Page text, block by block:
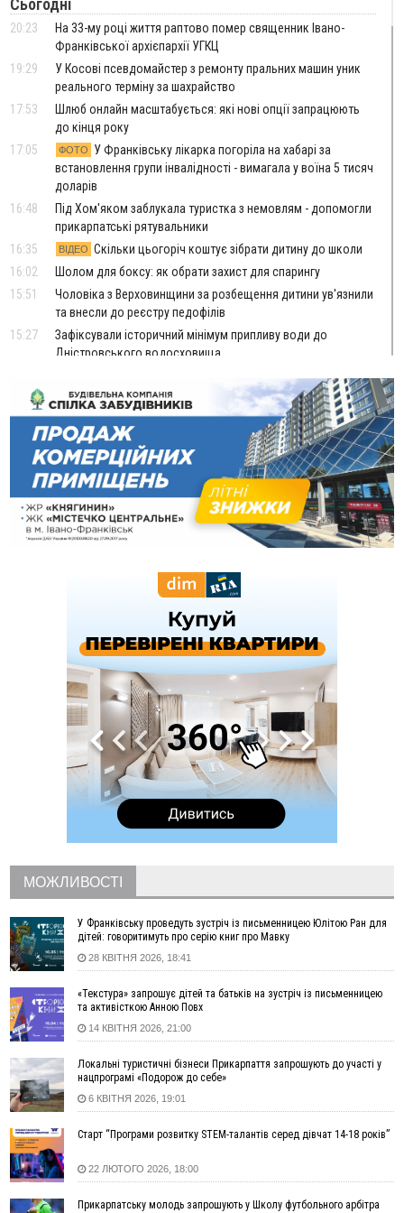
Сьогодні
20:23
На 33-му році життя раптово помер священник Івано-
Франківської архієпархії УГКЦ
19:29
У Косові псевдомайстер з ремонту пральних машин уник
реального терміну за шахрайство
17:53
Шлюб онлайн масштабується: які нові опції запрацюють
до кінця року
17:05
ФОТО
У Франківську лікарка погоріла на хабарі за
встановлення групи інвалідності - вимагала у воїна 5 тисяч
доларів
16:48
Під Хом'яком заблукала туристка з немовлям - допомогли
прикарпатські рятувальники
16:35
ВІДЕО Скільки цьогоріч коштує зібрати дитину до школи
16:02
Шолом для боксу: як обрати захист для спарингу
15:51
Чоловіка з Верховинщини за розбещення дитини ув'язнили
та внесли до реєстру педофілів
15:27
Зафіксували історичний мінімум припливу води до
Дністровського водосховища
Керівник відділу прокуратури, депутат і чиновники:
стало відомо, хто фігурує у справі про дерибан лісу біля
Буковелю
14:33
ТОП крафтових витриманих сирів українського
виробництва
13:46
У Косові судили чоловіка за підпал туалету, через який
згорів сарай і пошкодило хату
13:28
Скандал із собакою на «Новій пошті» стався у Слов'янську,
а не у Франківську. Працівників передумали звільняти
влаштував стрілянину - обійшовся штрафом
Франківця, який приїхав до родичів у росію, засудили
до 13 років за донати в Україні
Мінвідновлення оголосило конкурс на міжобласні
автобусні маршрути з та на Прикарпаття
Прикарпаття втратило у війні з росією ще двох захисників
У Львові пʼяний чоловік з мисливською рушницею
погрожував убити сусідів
Як блендер спрощує приготування страв різної текстури
Рятувальники двічі допомогли людям, які заблукали на
Надвірнянщині
Яку погоду прогнозують синоптики на Прикарпатті цього
На війні загинув захисник з Болехівської громади Андрій
Прокіпчин
08:08
Росія атакувала завод Kromberg & Schubert у Житомирі:
виробництво автокомпонентів призупинено
Вчора
21:36
«Не будь байдужим». У десятках містах Польщі вийшли на
21:14
На Надвірнянщині чоловік застрелив кота з пневматики:
18:31
У Франківську водійка Volkswagen збила 12-річного
хлопця на електросамокаті
16:59
«Як умирати — то з музикою»: 100 років від дня
народження уродженця Стецеви Євгена Грицяка, який
13:01
Ветеран з Франківська через суд скасував 17 тисяч
штрафу від ТЦК за неявку по повістці
12:26
ВІДЕО Про франківських лікарів, які рятують військових
від фантомного болю, зняли документальний фільм
МОЖЛИВОСТІ
У Франківську проведуть зустріч із письменницею Юлітою Ран для
дітей: говоритимуть про серію книг про Мавку
28 КВІТНЯ 2026, 18:41
«Текстура» запрошує дітей та батьків на зустріч із письменницею
та активісткою Анною Повх
14 КВІТНЯ 2026, 21:00
Локальні туристичні бізнеси Прикарпаття запрошують до участі у
нацпрограмі «Подорож до себе»
6 КВІТНЯ 2026, 19:01
Старт “Програми розвитку STEM-талантів серед дівчат 14-18 років”
22 ЛЮТОГО 2026, 18:00
Прикарпатську молодь запрошують у Школу футбольного арбітра